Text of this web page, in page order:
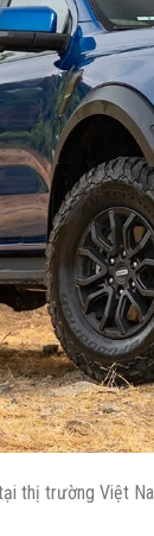
thị trường Việt